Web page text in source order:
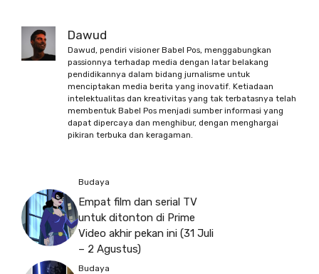
Dawud
Dawud, pendiri visioner Babel Pos, menggabungkan
passionnya terhadap media dengan latar belakang
pendidikannya dalam bidang jurnalisme untuk
menciptakan media berita yang inovatif. Ketiadaan
intelektualitas dan kreativitas yang tak terbatasnya telah
membentuk Babel Pos menjadi sumber informasi yang
dapat dipercaya dan menghibur, dengan menghargai
pikiran terbuka dan keragaman.
Budaya
Empat film dan serial TV
untuk ditonton di Prime
Video akhir pekan ini (31 Juli
– 2 Agustus)
Budaya